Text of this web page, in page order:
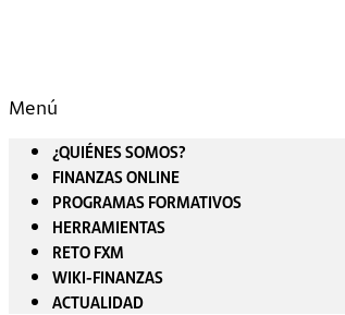
Menú
¿QUIÉNES SOMOS?
FINANZAS ONLINE
PROGRAMAS FORMATIVOS
HERRAMIENTAS
RETO FXM
WIKI-FINANZAS
ACTUALIDAD